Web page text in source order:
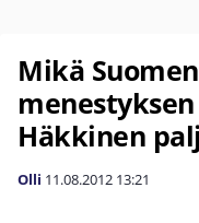
Mikä
Häkkinen
Olli 11.08.2012 13:21